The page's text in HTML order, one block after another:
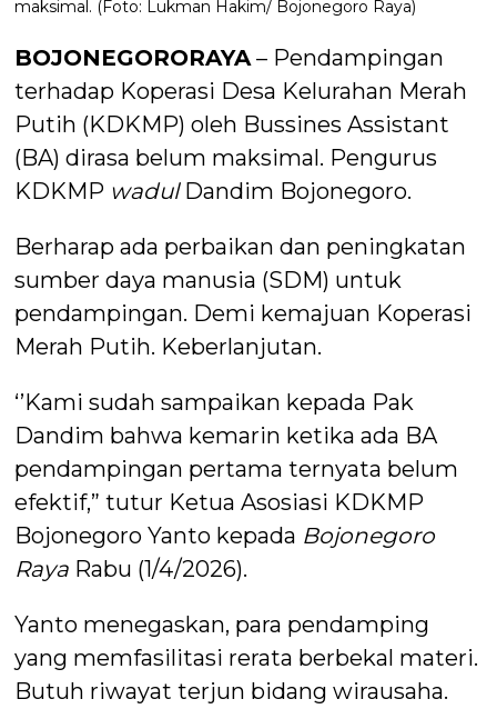
maksimal. (Foto: Lukman Hakim/ Bojonegoro Raya)
BOJONEGORORAYA – Pendampingan
terhadap Koperasi Desa Kelurahan Merah
Putih (KDKMP) oleh Bussines Assistant
(BA) dirasa belum maksimal. Pengurus
KDKMP wadulDandim Bojonegoro.
Berharap ada perbaikan dan peningkatan
sumber daya manusia (SDM) untuk
pendampingan. Demi kemajuan Koperasi
Merah Putih. Keberlanjutan.
‘’Kami sudah sampaikan kepada Pak
Dandim bahwa kemarin ketika ada BA
pendampingan pertama ternyata belum
efektif,” tutur Ketua Asosiasi KDKMP
Bojonegoro Yanto kepada Bojonegoro
Raya Rabu (1/4/2026).
Yanto menegaskan, para pendamping
yang memfasilitasi rerata berbekal materi.
Butuh riwayat terjun bidang wirausaha.